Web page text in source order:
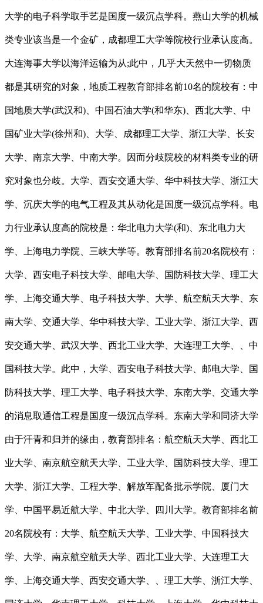
大学的电子科学取手艺是国度一级沉点学科。燕山大学的机械
类专业该当是一个金矿，成都理工大学等院校行业承认度高。
大连海事大学以海洋运输为从;此中，几乎大天然中一切物质
都是其研究的对象，地质工程教育部排名前10名的院校有：中
国地质大学(武汉和)、中国石油大学(和华东)、西北大学、中
国矿业大学(徐州和)、大学、成都理工大学、浙江大学、长安
大学、南京大学、中南大学。因而分歧院校的材料类专业的研
究对象也分歧。大学、西安交通大学、华中科技大学、浙江大
学、沉庆大学的电气工程及其从动化是国度一级沉点学科。电
力行业承认度高的院校是：华北电力大学(和)、东北电力大
学、上海电力学院、三峡大学等。教育部排名前20名院校有：
大学、西安电子科技大学、邮电大学、国防科技大学、理工大
学、上海交通大学、电子科技大学、大学、航空航天大学、东
南大学、交通大学、华中科技大学、工业大学、浙江大学、西
安交通大学、武汉大学、西北工业大学、大连理工大学、、中
国科技大学。此中，大学、西安电子科技大学、邮电大学、国
防科技大学、理工大学、电子科技大学、东南大学、交通大学
的消息取通信工程是国度一级沉点学科。东南大学和同济大学
由于汗青和归并的缘由，教育部排名：航空航天大学、西北工
业大学、南京航空航天大学、工业大学、国防科技大学、理工
大学、浙江大学、工程大学、解放军配备批示学院、厦门大
学、中国平易近航大学、中北大学、四川大学。教育部排名前
20名院校有：大学、航空航天大学、工业大学、中国科技大
学、大学、南京航空航天大学、西北工业大学、大连理工大
学、上海交通大学、西安交通大学、、理工大学、浙江大学、